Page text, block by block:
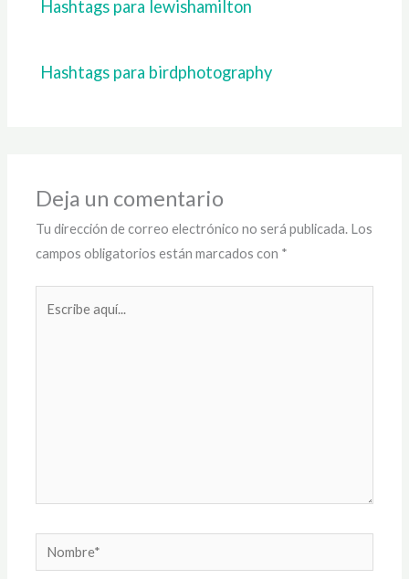
Hashtags para lewishamilton
Hashtags para birdphotography
Deja un comentario
Tu dirección de correo electrónico no será publicada. Los
campos obligatorios están marcados con *
Nombre*